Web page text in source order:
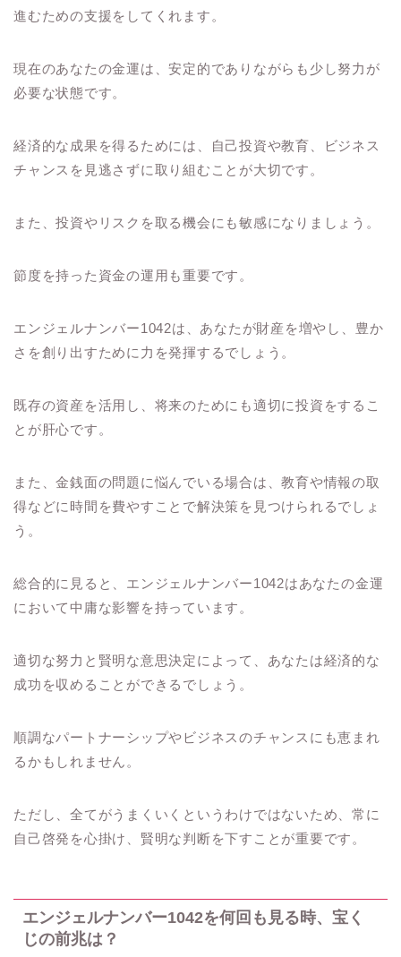
進むための支援をしてくれます。
現在のあなたの金運は、安定的でありながらも少し努力が
必要な状態です。
経済的な成果を得るためには、自己投資や教育、ビジネス
チャンスを見逃さずに取り組むことが大切です。
また、投資やリスクを取る機会にも敏感になりましょう。
節度を持った資金の運用も重要です。
エンジェルナンバー1042は、あなたが財産を増やし、豊か
さを創り出すために力を発揮するでしょう。
既存の資産を活用し、将来のためにも適切に投資をするこ
とが肝心です。
また、金銭面の問題に悩んでいる場合は、教育や情報の取
得などに時間を費やすことで解決策を見つけられるでしょ
う。
総合的に見ると、エンジェルナンバー1042はあなたの金運
において中庸な影響を持っています。
適切な努力と賢明な意思決定によって、あなたは経済的な
成功を収めることができるでしょう。
順調なパートナーシップやビジネスのチャンスにも恵まれ
るかもしれません。
ただし、全てがうまくいくというわけではないため、常に
自己啓発を心掛け、賢明な判断を下すことが重要です。
エンジェルナンバー1042を何回も見る時、宝く
じの前兆は？